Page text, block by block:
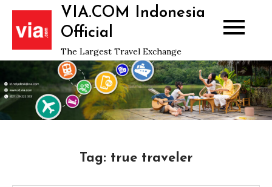
Skip
content
VIA.COM Indonesia
Official
The Largest Travel Exchange
Tag: true traveler